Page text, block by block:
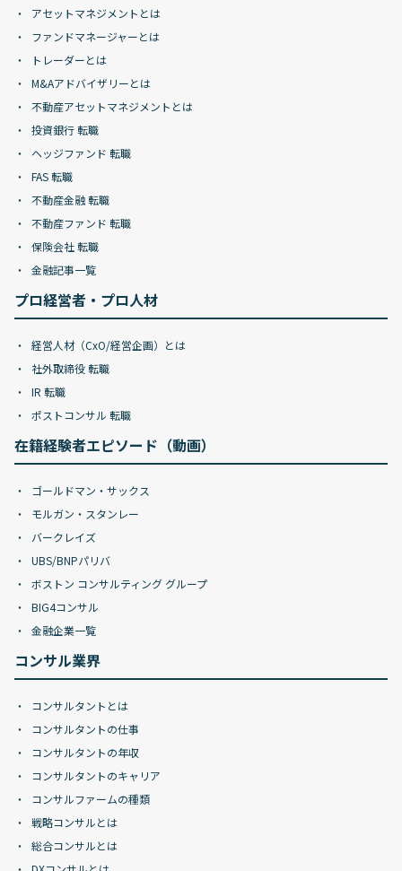
アセットマネジメントとは
ファンドマネージャーとは
トレーダーとは
M&Aアドバイザリーとは
不動産アセットマネジメントとは
投資銀行 転職
ヘッジファンド 転職
FAS 転職
不動産金融 転職
不動産ファンド 転職
保険会社 転職
金融記事一覧
プロ経営者・プロ人材
経営人材（CxO/経営企画）とは
社外取締役 転職
IR 転職
ポストコンサル 転職
在籍経験者エピソード（動画）
ゴールドマン・サックス
モルガン・スタンレー
バークレイズ
UBS/BNPパリバ
ボストン コンサルティング グループ
BIG4コンサル
金融企業一覧
コンサル業界
コンサルタントとは
コンサルタントの仕事
コンサルタントの年収
コンサルタントのキャリア
コンサルファームの種類
戦略コンサルとは
総合コンサルとは